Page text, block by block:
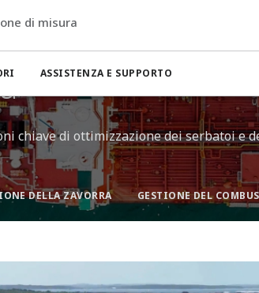
di misura
ASSISTENZA E SUPPORTO
chiave di ottimizzazione dei serbatoi e
DELLA ZAVORRA GESTIONE DEL